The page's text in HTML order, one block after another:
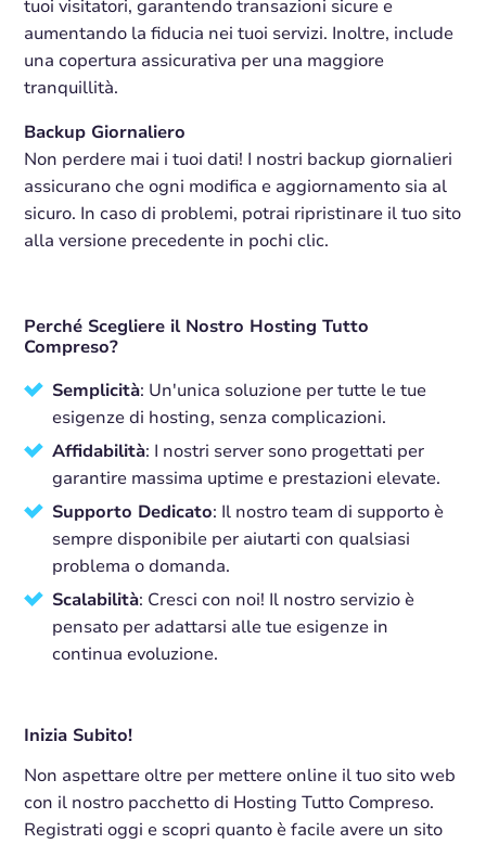
tuoi visitatori, garantendo transazioni sicure e
aumentando la fiducia nei tuoi servizi. Inoltre, include
una copertura assicurativa per una maggiore
tranquillità.
Backup Giornaliero
Non perdere mai i tuoi dati! I nostri backup giornalieri
assicurano che ogni modifica e aggiornamento sia al
sicuro. In caso di problemi, potrai ripristinare il tuo sito
alla versione precedente in pochi clic.
Perché Scegliere il Nostro Hosting Tutto
Compreso?
Semplicità: Un'unica soluzione per tutte le tue
esigenze di hosting, senza complicazioni.
Affidabilità: I nostri server sono progettati per
garantire massima uptime e prestazioni elevate.
Supporto Dedicato: Il nostro team di supporto è
sempre disponibile per aiutarti con qualsiasi
problema o domanda.
Scalabilità: Cresci con noi! Il nostro servizio è
pensato per adattarsi alle tue esigenze in
continua evoluzione.
Inizia Subito!
Non aspettare oltre per mettere online il tuo sito web
con il nostro pacchetto di Hosting Tutto Compreso.
Registrati oggi e scopri quanto è facile avere un sito